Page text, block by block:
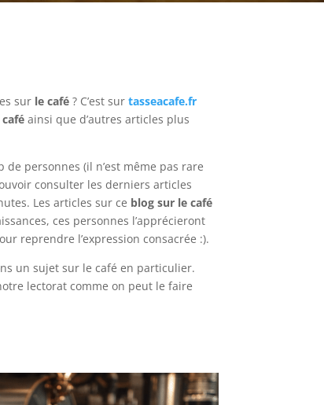
sur le café ? C’est surtasseacafe.fr
ainsi que d’autres articles plus
personnes (il n’est même pas rare
consulter les derniers articles
Les articles sur ce blog sur le café
ces personnes l’apprécieront
reprendre l’expression consacrée :).
un sujet sur le café en particulier.
lectorat comme on peut le faire